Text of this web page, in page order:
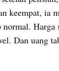
keempat, ia
Harga
Dan uang